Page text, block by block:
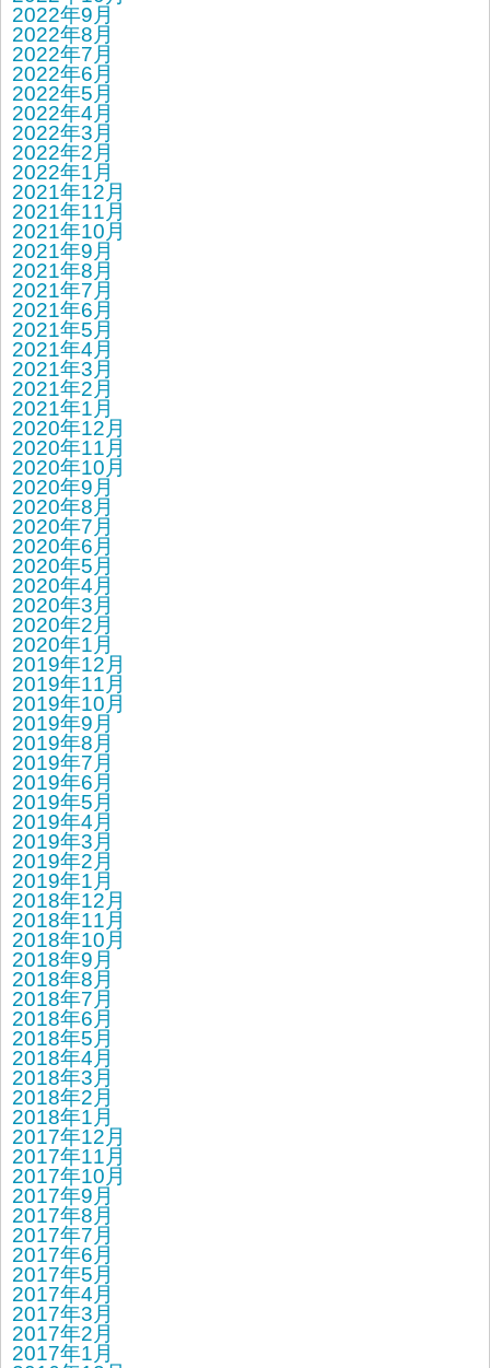
2022年9月
2022年8月
2022年7月
2022年6月
2022年5月
2022年4月
2022年3月
2022年2月
2022年1月
2021年12月
2021年11月
2021年10月
2021年9月
2021年8月
2021年7月
2021年6月
2021年5月
2021年4月
2021年3月
2021年2月
2021年1月
2020年12月
2020年11月
2020年10月
2020年9月
2020年8月
2020年7月
2020年6月
2020年5月
2020年4月
2020年3月
2020年2月
2020年1月
2019年12月
2019年11月
2019年10月
2019年9月
2019年8月
2019年7月
2019年6月
2019年5月
2019年4月
2019年3月
2019年2月
2019年1月
2018年12月
2018年11月
2018年10月
2018年9月
2018年8月
2018年7月
2018年6月
2018年5月
2018年4月
2018年3月
2018年2月
2018年1月
2017年12月
2017年11月
2017年10月
2017年9月
2017年8月
2017年7月
2017年6月
2017年5月
2017年4月
2017年3月
2017年2月
2017年1月